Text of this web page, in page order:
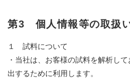
第3 個人情報等の取扱
１ 試料について
・当社は、お客様の試料を解析し
出するために利用します。